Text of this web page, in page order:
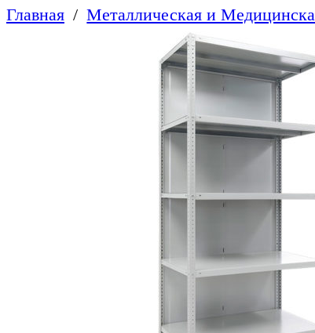
Главная Металлическая и